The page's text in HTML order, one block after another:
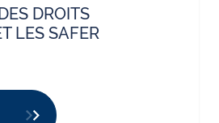
DROITS
LES SAFER